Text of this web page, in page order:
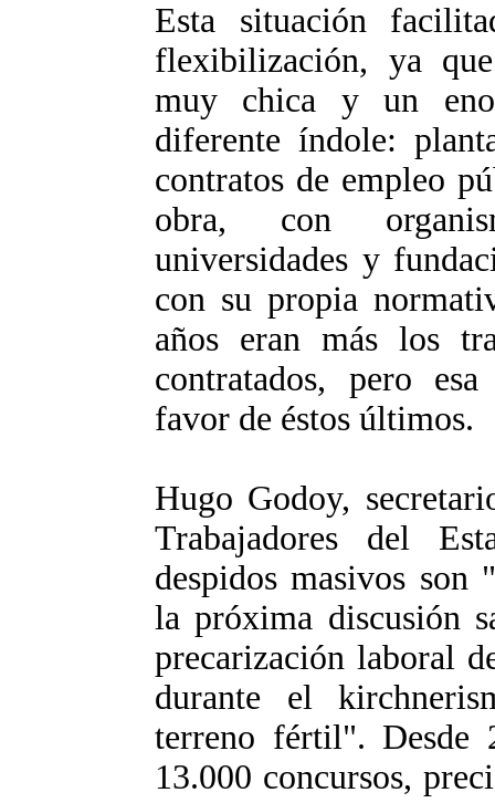
Esta situación
flexibilización, ya
muy chica y un
diferente índole:
contratos de empleo
obra, con
universidades y
con su propia
años eran más los
contratados, pero
favor de éstos últimos.
Hugo Godoy,
Trabajadores del
despidos masivos son
la próxima discusión
precarización laboral
durante el
terreno fértil". Desde
13.000 concursos,